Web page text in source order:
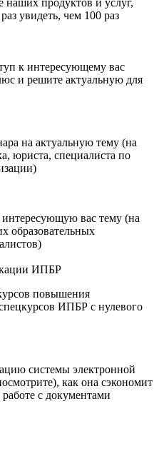
увидеть, чем 100 раз
к интересующему вас
и решите актуальную для
на актуальную тему (на
юриста, специалиста по
интересующую вас тему (на
образовательных
ИПБР
повышения
ИПБР с нулевого
системы электронной
как она сэкономит
с документами